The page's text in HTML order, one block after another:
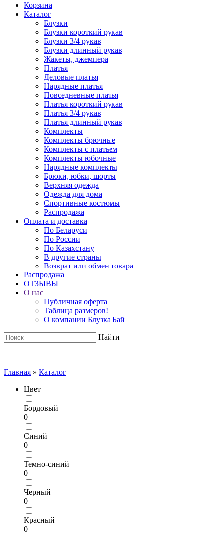
Корзина
Каталог
Блузки
Блузки короткий рукав
Блузки 3/4 рукав
Блузки длинный рукав
Жакеты, джемпера
Платья
Деловые платья
Нарядные платья
Повседневные платья
Платья короткий рукав
Платья 3/4 рукав
Платья длинный рукав
Комплекты
Комплекты брючные
Комплекты с платьем
Комплекты юбочные
Нарядные комплекты
Брюки, юбки, шорты
Верхняя одежда
Одежда для дома
Спортивные костюмы
Распродажа
Оплата и доставка
По Беларуси
По России
По Казахстану
В другие страны
Возврат или обмен товара
Распродажа
ОТЗЫВЫ
О нас
Публичная оферта
Таблица размеров!
О компании Блузка Бай
Найти
Главная » Каталог
Цвет
Бордовый
0
Синий
0
Темно-синий
0
Черный
0
Красный
0